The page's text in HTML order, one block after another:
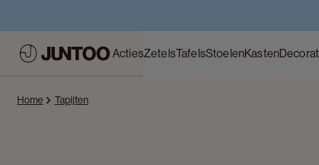
ActiesZetelsTafelsStoelenKasten
Home Tapijten